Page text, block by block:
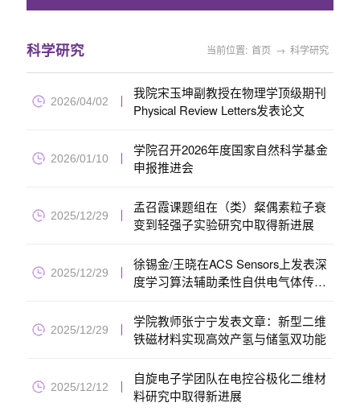
科学研究 当前位置: 首页 → 科学研究
2026/04/02
我院宋玉坤副教授在物理学顶级期刊
Physical Review Letters发表论文
2026/01/10
学院召开2026年度国家自然科学基金
申报推进会
2025/12/29
孟召霞课题组在（类）粲偶素粒子衰
变到轻强子实验研究中取得新进展
2025/12/29
徐锡金/王晓在ACS Sensors上发表深
度学习算法辅助柔性自供电气体传感
2025/12/29
学院教师张宁宁发表文章：新型二维
铁磁材料实现高效产氢与储氢双功能
2025/12/12
自旋电子学团队在电控谷极化二维材
料研究中取得新进展